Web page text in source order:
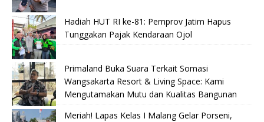
Hadiah HUT RI ke-81: Pemprov Jatim Hapus
Tunggakan Pajak Kendaraan Ojol
Primaland Buka Suara Terkait Somasi
Wangsakarta Resort & Living Space: Kami
Mengutamakan Mutu dan Kualitas Bangunan
Meriah! Lapas Kelas I Malang Gelar Porseni,